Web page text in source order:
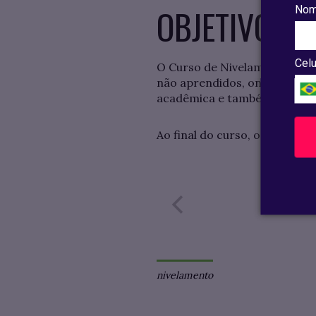
OBJETIVO
O Curso de Nivelamento em
não aprendidos, onde eles
acadêmica e também para o
Ao final do curso, os
nivelamento